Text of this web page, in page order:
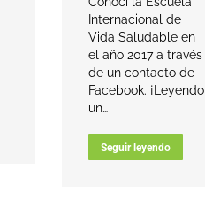
Internacional de
Vida Saludable en
el año 2017 a través
de un contacto de
Facebook. ¡Leyendo
un…
Seguir leyendo